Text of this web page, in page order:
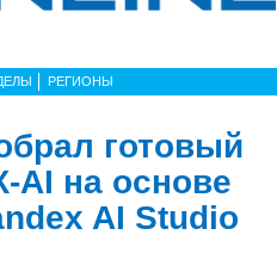
РЕГИОНЫ
готовый
AI на основе
AI Studio